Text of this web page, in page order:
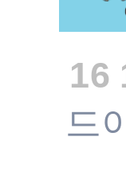
16
드